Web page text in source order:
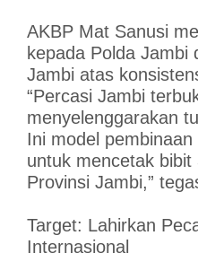
AKBP Mat Sanusi
kepada Polda Jambi
Jambi atas
“Percasi Jambi
menyelenggarakan
Ini model
untuk mencetak
Provinsi Jambi,”
Target: Lahirkan
Internasional